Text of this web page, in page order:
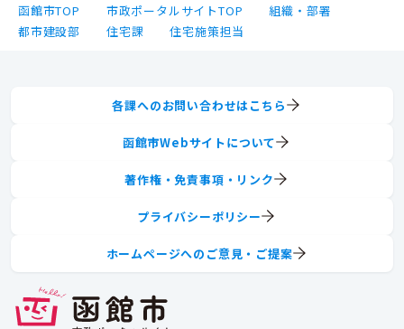
函館市TOP 市政ポータルサイトTOP
組織・部署
都市建設部
住宅課 住宅施策担当
各課へのお問い合わせはこちら
函館市Webサイトについて
著作権・免責事項・リンク
プライバシーポリシー
ホームページへのご意見・ご提案